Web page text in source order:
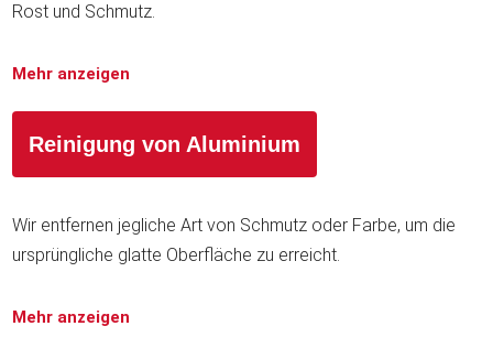
Rost und Schmutz.
Mehr anzeigen
Reinigung von Aluminium
Wir entfernen jegliche Art von Schmutz oder Farbe, um die
ursprüngliche glatte Oberfläche zu erreicht.
Mehr anzeigen